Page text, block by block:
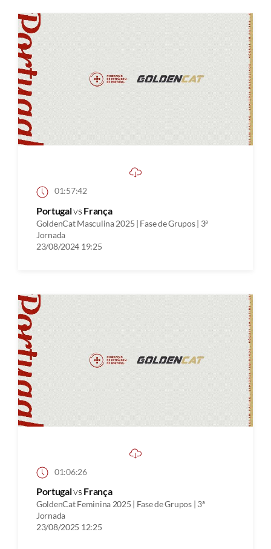
01:57:42
Portugalvs França
GoldenCat Masculina 2025 | Fase de Grupos | 3ª
Jornada
23/08/2024 19:25
01:06:26
Portugalvs França
GoldenCat Feminina 2025 | Fase de Grupos | 3ª
Jornada
23/08/2025 12:25